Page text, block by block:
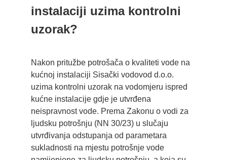
instalaciji uzima kontrolni
uzorak?
Nakon pritužbe potrošača o kvaliteti vode na
kućnoj instalaciji Sisački vodovod d.o.o.
uzima kontrolni uzorak na vodomjeru ispred
kućne instalacije gdje je utvrđena
neispravnost vode. Prema Zakonu o vodi za
ljudsku potrošnju (NN 30/23) u slučaju
utvrđivanja odstupanja od parametara
sukladnosti na mjestu potrošnje vode